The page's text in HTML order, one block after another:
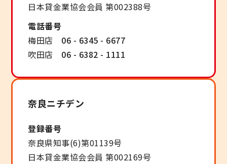
日本貸金業協会会員 第002388号
電話番号
梅田店 06 - 6345 - 6677
吹田店 06 - 6382 - 1111
奈良ニチデン
登録番号
奈良県知事(6)第01139号
日本貸金業協会会員 第002169号